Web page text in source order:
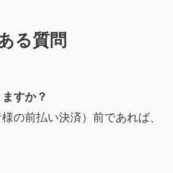
る質問
すか？
の前払い決済）前であれば、